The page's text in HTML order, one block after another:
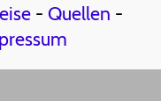
- Quellen -